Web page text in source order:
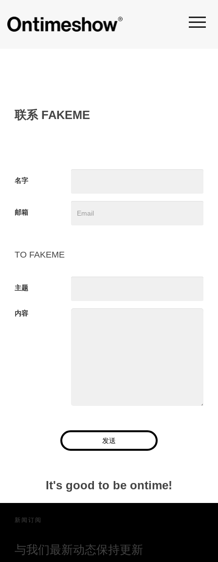
联系 FAKEME
名字
邮箱
TO FAKEME
主题
内容
发送
It's good to be ontime!
新闻订阅
与我们最新动态保持更新